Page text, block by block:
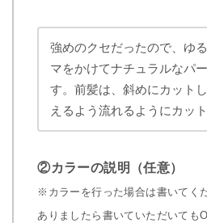
強めのクセだったので、ゆ
マをかけてナチュラルなパ
す。前髪は、斜めにカット
えるよう流れるようにカッ
②カラーの説明（任意）
※カラーを行った場合は書いてく
ありましたら書いていただいても